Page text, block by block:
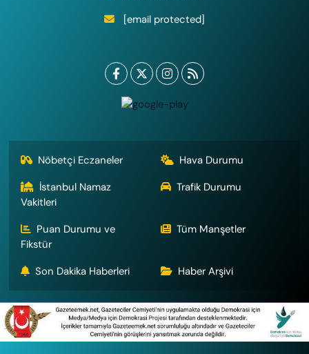
[email protected]
Nöbetçi Eczaneler
Hava Durumu
İstanbul Namaz
Vakitleri
Trafik Durumu
Puan Durumu ve
Fikstür
Tüm Manşetler
Son Dakika Haberleri Haber Arşivi